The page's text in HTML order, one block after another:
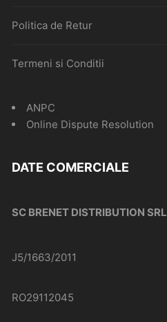
Politica de Retur
Termeni si Conditii
ANPC
Online Dispute Resolution
DATE COMERCIALE
SC BRENET DISTRIBUTION SRL
J5/1663/2011
RO29112045